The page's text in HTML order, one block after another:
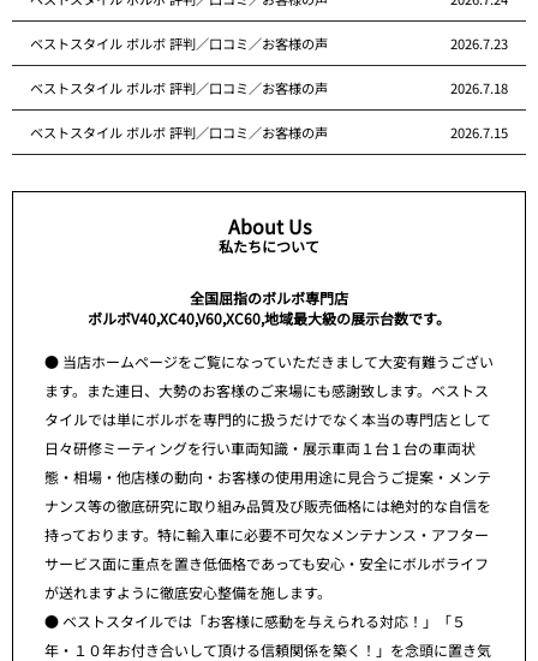
ベストスタイル ボルボ 評判／口コミ／お客様の声 2026.7.23
ベストスタイル ボルボ 評判／口コミ／お客様の声 2026.7.18
ベストスタイル ボルボ 評判／口コミ／お客様の声 2026.7.15
About Us
私たちについて
全国屈指のボルボ専門店
ボルボV40,XC40,V60,XC60,地域最大級の展示台数です。
● 当店ホームページをご覧になっていただきまして大変有難うござい
ます。また連日、大勢のお客様のご来場にも感謝致します。ベストス
タイルでは単にボルボを専門的に扱うだけでなく本当の専門店として
日々研修ミーティングを行い車両知識・展示車両１台１台の車両状
態・相場・他店様の動向・お客様の使用用途に見合うご提案・メンテ
ナンス等の徹底研究に取り組み品質及び販売価格には絶対的な自信を
持っております。特に輸入車に必要不可欠なメンテナンス・アフター
サービス面に重点を置き低価格であっても安心・安全にボルボライフ
が送れますように徹底安心整備を施します。
● ベストスタイルでは「お客様に感動を与えられる対応！」「５
年・１０年お付き合いして頂ける信頼関係を築く！」を念頭に置き気